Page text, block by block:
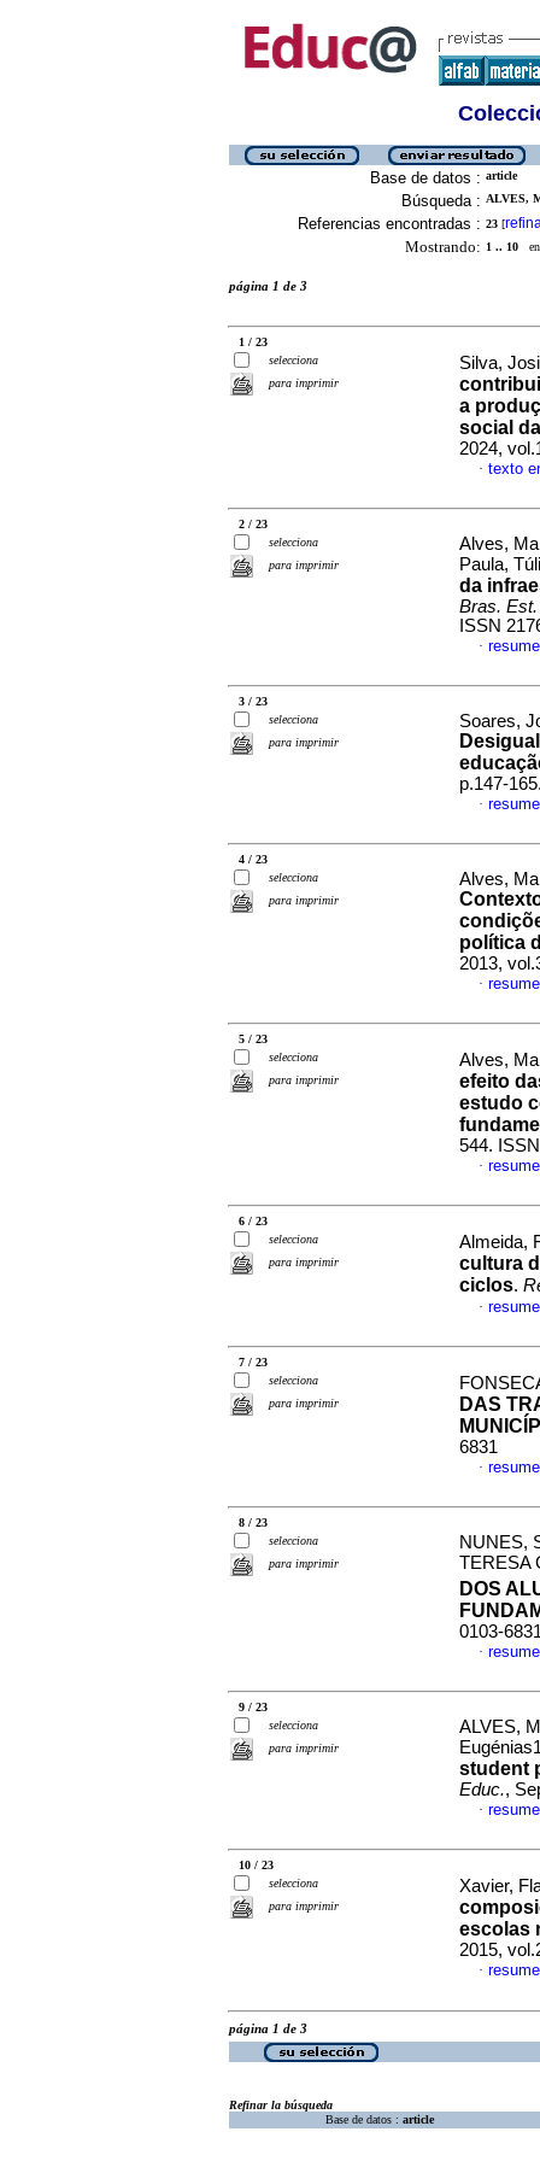
Base de datos : article
Búsqueda : ALVES,
Referencias encontradas : 23 [
Mostrando: 1 .. 10 en
página 1 de 3
1 / 23
selecciona
para imprimir
Silva,
a
social
2024,
· texto
2 / 23
selecciona
para imprimir
Alves,
Paula,
da
Bras.
ISSN
·
3 / 23
selecciona
para imprimir
Soares,
p.147-
·
4 / 23
selecciona
para imprimir
Alves,
política
2013,
·
5 / 23
selecciona
para imprimir
Alves,
efeito
estudo
544.
·
6 / 23
selecciona
para imprimir
Almeida,
cultura
ciclos.
·
7 / 23
selecciona
para imprimir
DAS
6831
·
8 / 23
selecciona
para imprimir
NUNES,
TERESA
DOS
0103-
·
9 / 23
selecciona
para imprimir
ALVES,
student
Educ.,
·
10 / 23
selecciona
para imprimir
Xavier,
escolas
2015,
·
página 1 de 3
Refinar la búsqueda
Base de datos : article